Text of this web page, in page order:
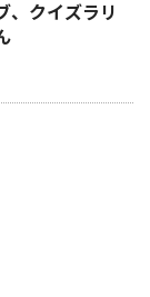
クイズラリ